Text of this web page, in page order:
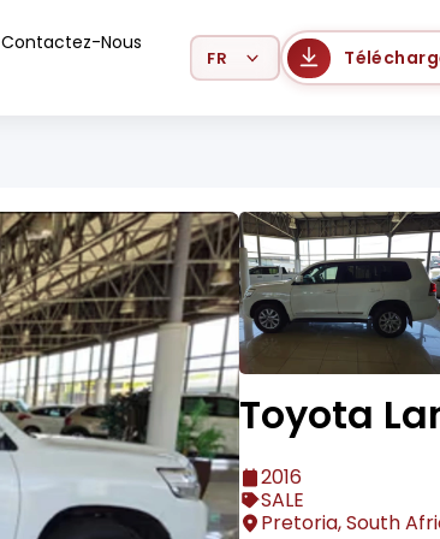
Contactez-Nous Select Language
Toyota
2016
SALE
Pretoria, South